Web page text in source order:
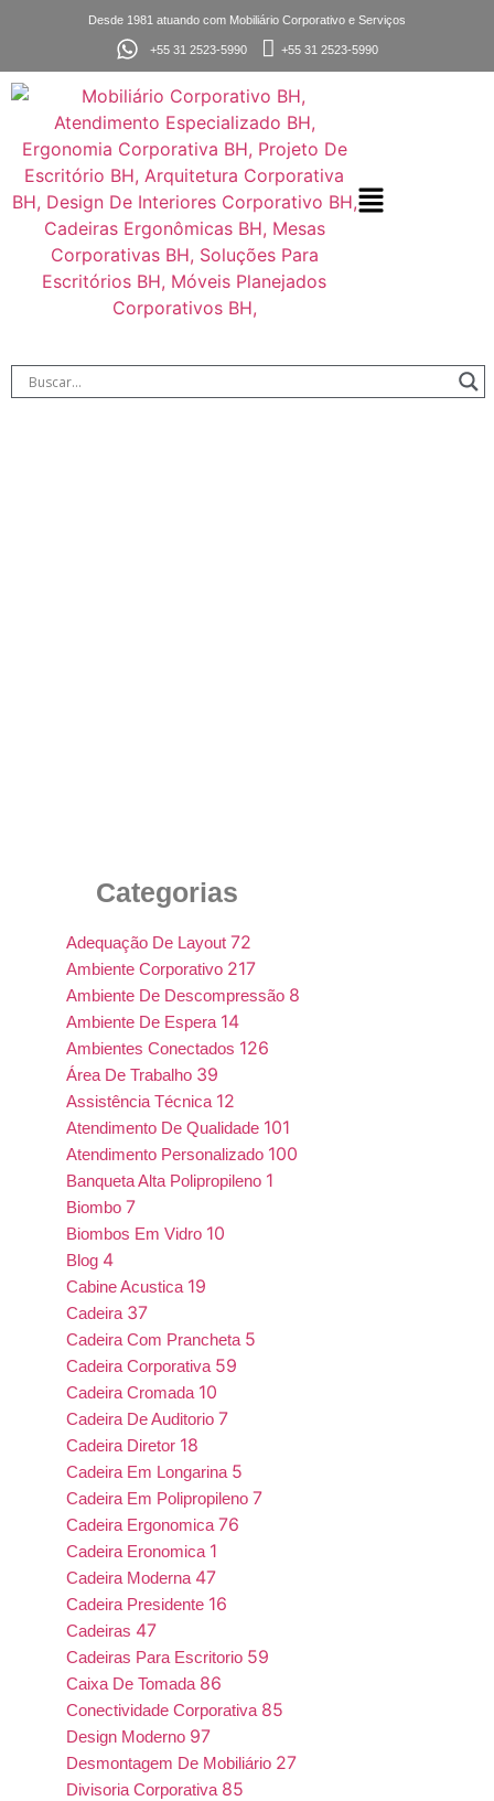
Desde 1981 atuando com Mobiliário Corporativo e Serviços
+55 31 2523-5990 +55 31 2523-5990
Categorias
Adequação De Layout 72
Ambiente Corporativo 217
Ambiente De Descompressão 8
Ambiente De Espera 14
Ambientes Conectados 126
Área De Trabalho 39
Assistência Técnica 12
Atendimento De Qualidade 101
Atendimento Personalizado 100
Banqueta Alta Polipropileno 1
Biombo 7
Biombos Em Vidro 10
Blog 4
Cabine Acustica 19
Cadeira 37
Cadeira Com Prancheta 5
Cadeira Corporativa 59
Cadeira Cromada 10
Cadeira De Auditorio 7
Cadeira Diretor 18
Cadeira Em Longarina 5
Cadeira Em Polipropileno 7
Cadeira Ergonomica 76
Cadeira Eronomica 1
Cadeira Moderna 47
Cadeira Presidente 16
Cadeiras 47
Cadeiras Para Escritorio 59
Caixa De Tomada 86
Conectividade Corporativa 85
Design Moderno 97
Desmontagem De Mobiliário 27
Divisoria Corporativa 85